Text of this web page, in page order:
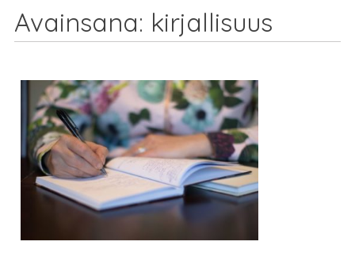
Avainsana: kirjallisuus